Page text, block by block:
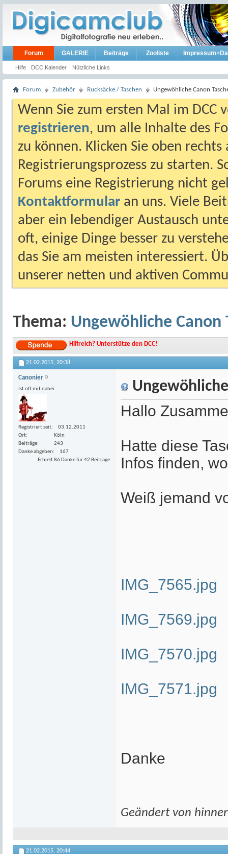
Forum
Hilfe DCC Kalender Nützliche Links
GALERIE Beiträge Zooliste
Forum Zubehör Rucksäcke / Taschen Ungewöhliche Canon
Wenn Sie zum ersten Mal im DCC
registrieren, um alle Inhalte des
zu können. Klicken Sie oben
Registrierungsprozess zu starten.
Forums eine Registrierung nicht
Kontaktformular an uns. Viele
aber ein lebendiger Austausch
oft, einige Dinge besser zu
das Sie am meisten interessiert.
unserer netten und aktiven
Thema: Ungewöhliche Canon
Hilfreich? Unterstütze den DCC!
21.02.2015, 20:38
Canonier
Ist oft mit dabei
Registriert seit
03.12.2011
Ort
Köln
Beiträge
243
Danke abgeben
167
Erhielt 86 Danke für 42 Beiträge
Hallo
Hatte diese
Infos finden,
Weiß jemand
IMG_7565.jpg
IMG_7569.jpg
IMG_7570.jpg
IMG_7571.jpg
Danke
Geändert von
21.02.2015, 20:44